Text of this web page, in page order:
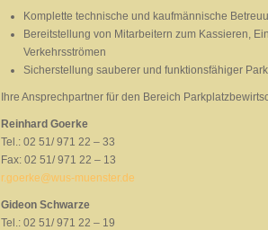
Komplette technische und kaufmännische
Bereitstellung von Mitarbeitern zum Kassieren,
Verkehrsströmen
Sicherstellung sauberer und funktionsfähiger
Ihre Ansprechpartner für den Bereich
Reinhard Goerke
Tel.: 02 51/ 971 22 – 33
Fax: 02 51/ 971 22 – 13
r.goerke@wus-muenster.de
Gideon Schwarze
Tel.: 02 51/ 971 22 – 19